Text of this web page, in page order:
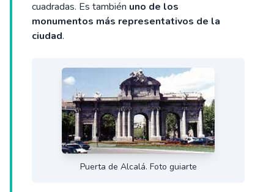
cuadradas. Es también uno de los
monumentos más representativos de la
ciudad.
Puerta de Alcalá. Foto guiarte